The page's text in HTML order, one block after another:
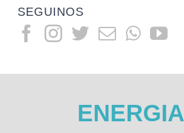
SEGUINOS
ENERGIA